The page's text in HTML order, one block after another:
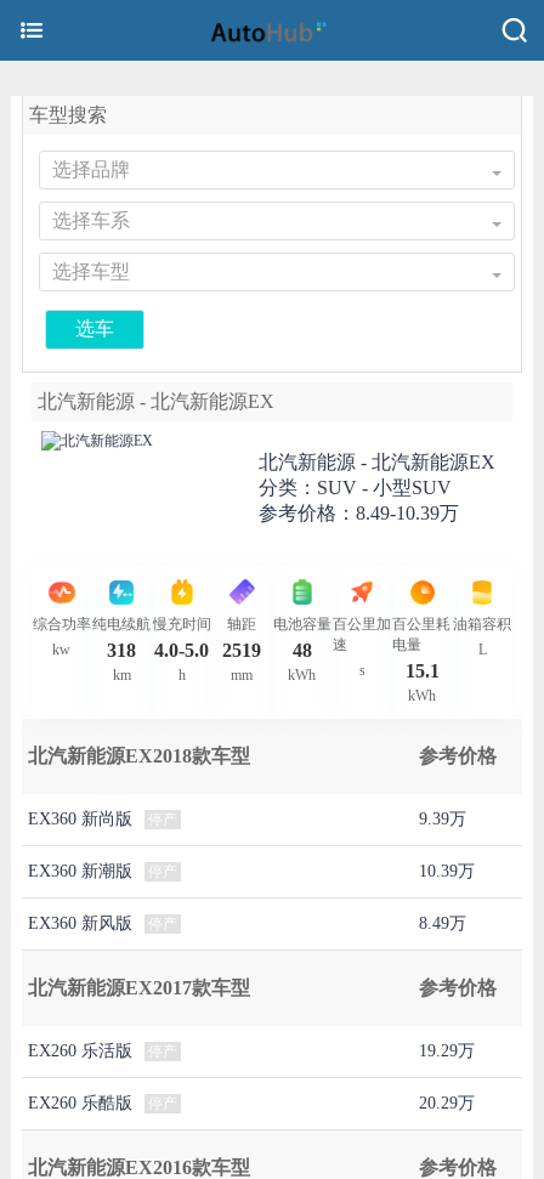
车型搜索
选择品牌
选择车系
选择车型
选车
北汽新能源 - 北汽新能源EX
北汽新能源 - 北汽新能源EX
分类：SUV - 小型SUV
参考价格： 8.49-10.39万
综合功率
kw
纯电续航
318
km
慢充时间
4.0-5.0
h
轴距
2519
mm
电池容量
48
kWh
百公里加
速
s
百公里耗
电量
15.1
kWh
油箱容积
L
北汽新能源EX2018款车型 参考价格
EX360 新尚版 停产 9.39万
EX360 新潮版 停产 10.39万
EX360 新风版 停产 8.49万
北汽新能源EX2017款车型 参考价格
EX260 乐活版 停产 19.29万
EX260 乐酷版 停产 20.29万
北汽新能源EX2016款车型 参考价格